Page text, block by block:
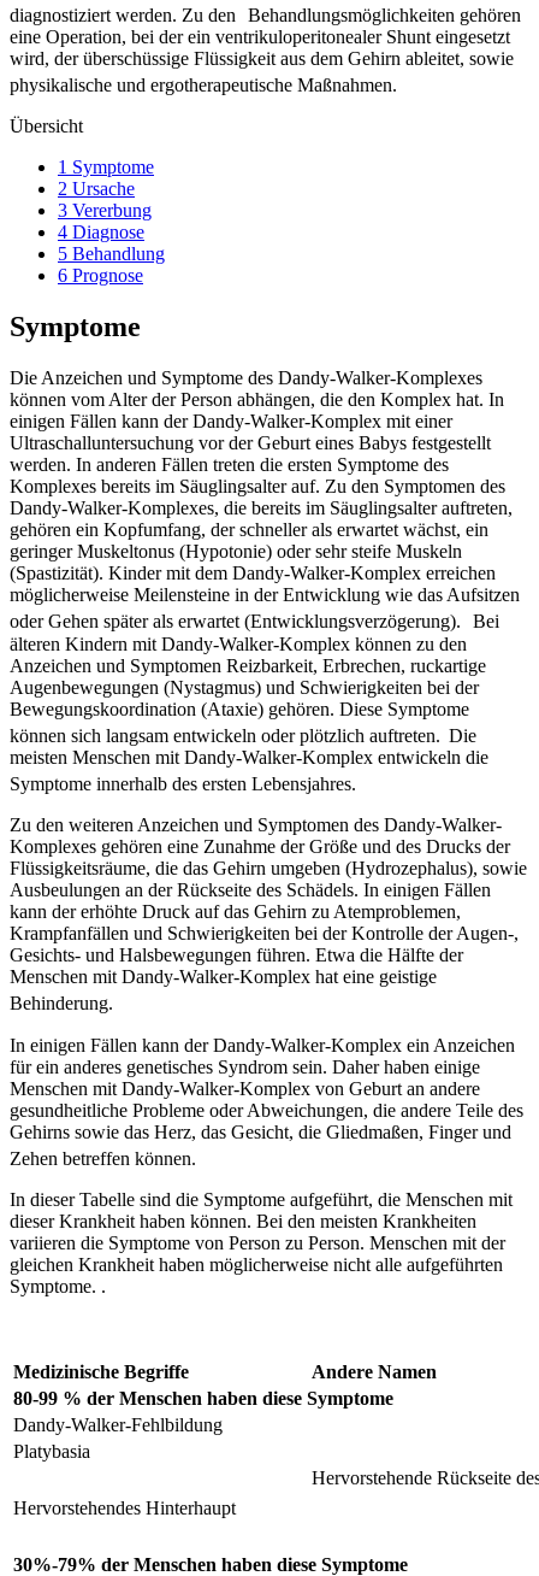
diagnostiziert werden. Zu den
Behandlungsmöglichkeiten gehören
eine Operation, bei der ein ventrikuloperitonealer Shunt eingesetzt
wird, der überschüssige Flüssigkeit aus dem Gehirn ableitet, sowie
physikalische und ergotherapeutische Maßnahmen.
Übersicht
1 Symptome
2 Ursache
3 Vererbung
4 Diagnose
5 Behandlung
6 Prognose
Symptome
Die Anzeichen und Symptome des Dandy-Walker-Komplexes
können vom Alter der Person abhängen, die den Komplex hat. In
einigen Fällen kann der Dandy-Walker-Komplex mit einer
Ultraschalluntersuchung vor der Geburt eines Babys festgestellt
werden. In anderen Fällen treten die ersten Symptome des
Komplexes bereits im Säuglingsalter auf. Zu den Symptomen des
Dandy-Walker-Komplexes, die bereits im Säuglingsalter auftreten,
gehören ein Kopfumfang, der schneller als erwartet wächst, ein
geringer Muskeltonus (Hypotonie) oder sehr steife Muskeln
(Spastizität). Kinder mit dem Dandy-Walker-Komplex erreichen
möglicherweise Meilensteine in der Entwicklung wie das Aufsitzen
oder Gehen später als erwartet (Entwicklungsverzögerung).
Bei
älteren Kindern mit Dandy-Walker-Komplex können zu den
Anzeichen und Symptomen Reizbarkeit, Erbrechen, ruckartige
Augenbewegungen (Nystagmus) und Schwierigkeiten bei der
Bewegungskoordination (Ataxie) gehören. Diese Symptome
können sich langsam entwickeln oder plötzlich auftreten. Die
meisten Menschen mit Dandy-Walker-Komplex entwickeln die
Symptome innerhalb des ersten Lebensjahres.
Zu den weiteren Anzeichen und Symptomen des Dandy-Walker-
Komplexes gehören eine Zunahme der Größe und des Drucks der
Flüssigkeitsräume, die das Gehirn umgeben (Hydrozephalus), sowie
Ausbeulungen an der Rückseite des Schädels. In einigen Fällen
kann der erhöhte Druck auf das Gehirn zu Atemproblemen,
Krampfanfällen und Schwierigkeiten bei der Kontrolle der Augen-,
Gesichts- und Halsbewegungen führen. Etwa die Hälfte der
Menschen mit Dandy-Walker-Komplex hat eine geistige
Behinderung.
In einigen Fällen kann der Dandy-Walker-Komplex ein Anzeichen
für ein anderes genetisches Syndrom sein. Daher haben einige
Menschen mit Dandy-Walker-Komplex von Geburt an andere
gesundheitliche Probleme oder Abweichungen, die andere Teile des
Gehirns sowie das Herz, das Gesicht, die Gliedmaßen, Finger und
Zehen betreffen können.
In dieser Tabelle sind die Symptome aufgeführt, die Menschen mit
dieser Krankheit haben können. Bei den meisten Krankheiten
variieren die Symptome von Person zu Person. Menschen mit der
gleichen Krankheit haben möglicherweise nicht alle aufgeführten
Symptome. .
Medizinische Begriffe
Andere Namen
80-99 % der Menschen haben diese Symptome
Dandy-Walker-Fehlbildung
Platybasia
Hervorstehendes Hinterhaupt
Hervorstehende Rückseite
30%-79% der Menschen haben diese Symptome